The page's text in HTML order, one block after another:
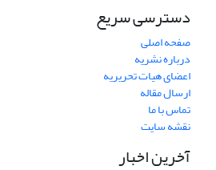
دسترسی سریع
صفحه اصلی
درباره نشریه
اعضای هیات تحریریه
ارسال مقاله
تماس با ما
نقشه سایت
آخرین اخبار